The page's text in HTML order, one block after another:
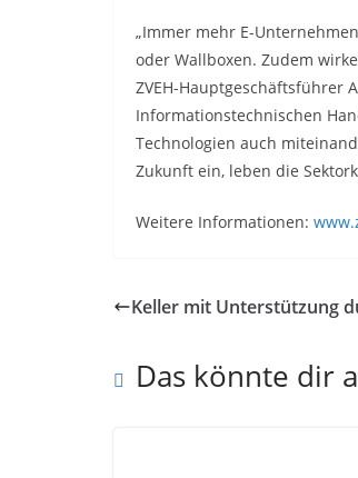
„Immer mehr E-
oder Wallboxen. Zudem
ZVEH-Hauptgeschäftsführer
Informationstechnischen
Technologien auch
Zukunft ein, leben die
Weitere Informationen:
Keller mit Unterstützung
Das könnte dir